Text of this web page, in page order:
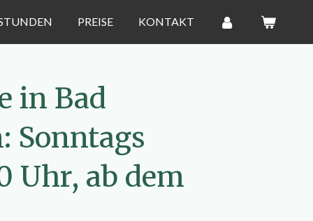
PREISE KONTAKT
in Bad
Sonntags
Uhr, ab dem